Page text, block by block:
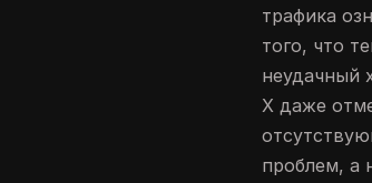
трафика
того, что
неудачный
X даже
проблем, а